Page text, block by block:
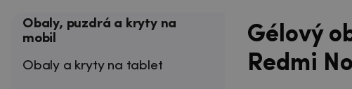
Obaly, puzdrá a kryty na
mobil
Obaly a kryty na tablet
Gélový
Redmi